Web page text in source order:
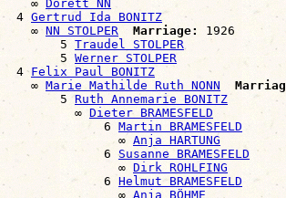
∞
Dorett NN
4
Gertrud Ida BONITZ
∞
NN STOLPER Marriage:
1926
5
Traudel STOLPER
5
Werner STOLPER
4
Felix Paul BONITZ
∞
Marie Mathilde Ruth NONN
5
Ruth Annemarie BONITZ
∞
Dieter BRAMESFELD
6
Martin BRAMESFELD
∞
Anja HARTUNG
6
Susanne BRAMESFELD
∞
Dirk ROHLFING
6
Helmut BRAMESFELD
∞
Anja BÖHME